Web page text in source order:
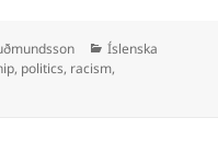
Categories
Íslenska
, politics, racism,